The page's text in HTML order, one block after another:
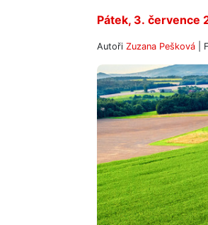
Pátek, 3. července
Autoři Zuzana Pešková |